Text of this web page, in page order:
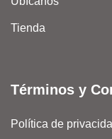
Tienda
Términos y
Política de